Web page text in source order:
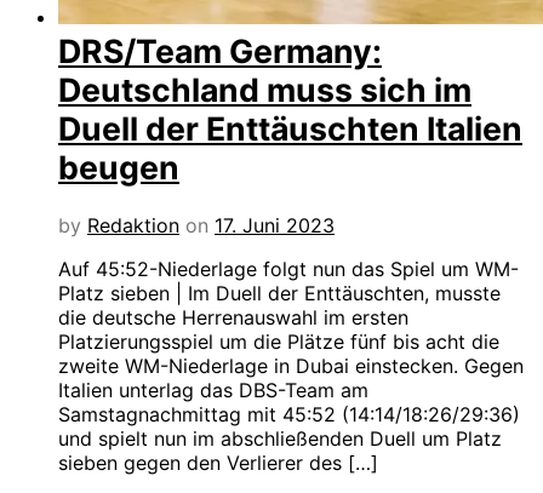
DRS/Team Germany:
Deutschland muss sich im
Duell der Enttäuschten Italien
beugen
by Redaktion on 17. Juni 2023
Auf 45:52-Niederlage folgt nun das Spiel um WM-
Platz sieben | Im Duell der Enttäuschten, musste
die deutsche Herrenauswahl im ersten
Platzierungsspiel um die Plätze fünf bis acht die
zweite WM-Niederlage in Dubai einstecken. Gegen
Italien unterlag das DBS-Team am
Samstagnachmittag mit 45:52 (14:14/18:26/29:36)
und spielt nun im abschließenden Duell um Platz
sieben gegen den Verlierer des […]